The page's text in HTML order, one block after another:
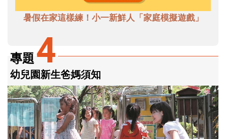
暑假在家這樣練！小一新鮮人「家庭模擬遊戲」
專題4
幼兒園新生爸媽須知